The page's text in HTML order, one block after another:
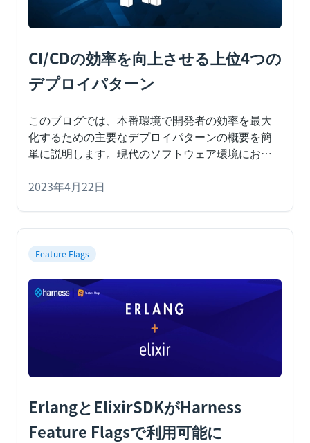
CI/CDの効率を向上させる上位4つの
デプロイパターン
このブログでは、本番環境で開発者の効率を最大
化するための主要なデプロイパターンの概要を簡
単に説明します。 現代のソフトウェア環境におい
とっての最重要課題の１つでもあります。多くの
2023年4月22日
Feature Flags
ErlangとElixirSDKがHarness
Feature Flagsで利用可能に